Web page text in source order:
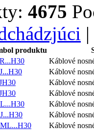
4675
produktu
Káblové
Káblové
Káblové
Káblové
Káblové
Káblové
Káblové